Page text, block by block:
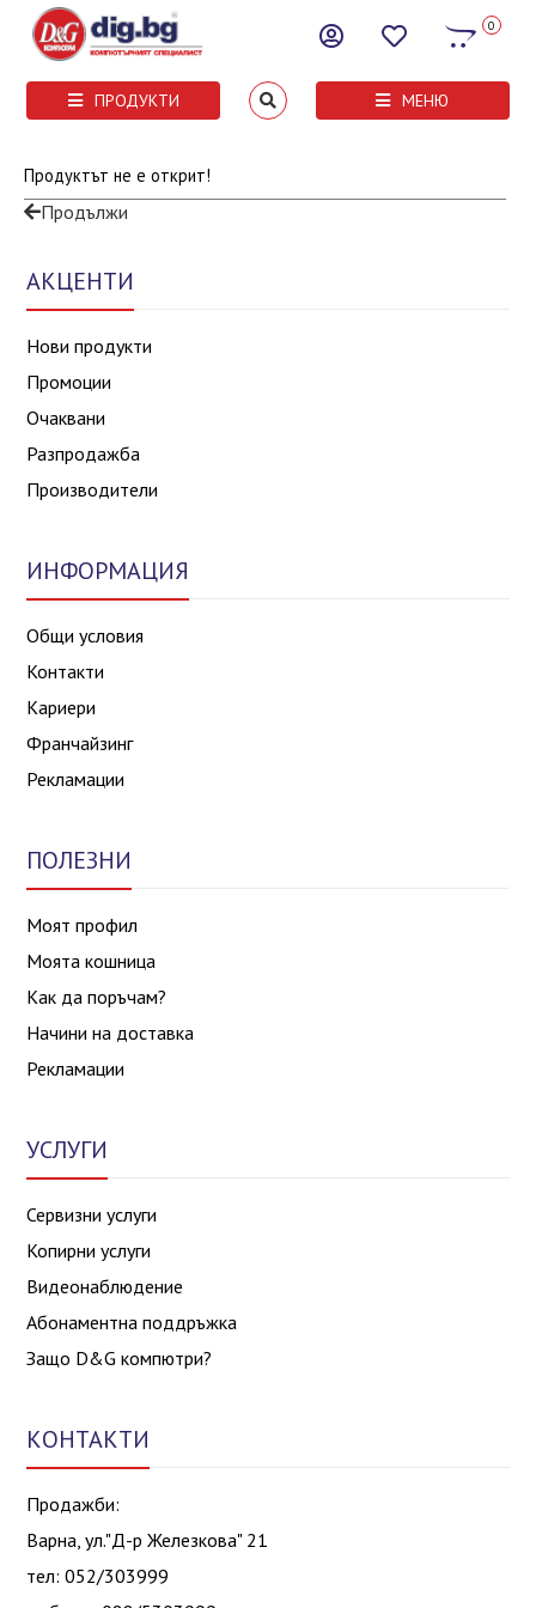
0
ПРОДУКТИ МЕНЮ
Продуктът не е открит!
Продължи
АКЦЕНТИ
Нови продукти
Промоции
Очаквани
Разпродажба
Производители
ИНФОРМАЦИЯ
Общи условия
Контакти
Кариери
Франчайзинг
Рекламации
ПОЛЕЗНИ
Моят профил
Моята кошница
Как да поръчам?
Начини на доставка
Рекламации
УСЛУГИ
Сервизни услуги
Копирни услуги
Видеонаблюдение
Абонаментна поддръжка
Защо D&G компютри?
КОНТАКТИ
Продажби:
Варна, ул."Д-р Железкова" 21
тел: 052/303999